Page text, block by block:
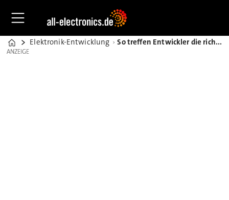
Home
Elektronik-Entwicklung So treffen Entwickler die richtige Wahl bei Embedded-Platinen
ANZEIGE
ANZEIGE